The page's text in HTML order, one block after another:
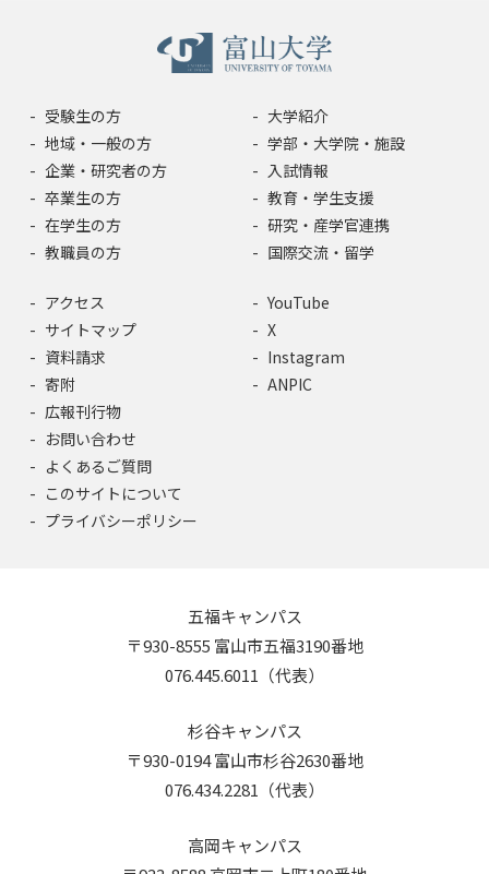
受験生の方
地域・一般の方
企業・研究者の方
卒業生の方
在学生の方
教職員の方
大学紹介
学部・大学院・施設
入試情報
教育・学生支援
研究・産学官連携
国際交流・留学
アクセス
サイトマップ
資料請求
寄附
広報刊行物
お問い合わせ
よくあるご質問
このサイトについて
プライバシーポリシー
YouTube
X
Instagram
ANPIC
五福キャンパス
〒930-8555 富山市五福3190番地
076.445.6011（代表）
杉谷キャンパス
〒930-0194 富山市杉谷2630番地
076.434.2281（代表）
高岡キャンパス